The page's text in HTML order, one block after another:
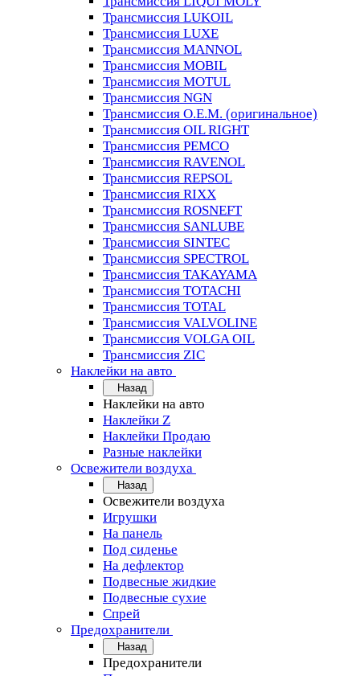
Трансмиссия LUKOIL
Трансмиссия LUXE
Трансмиссия MANNOL
Трансмиссия MOBIL
Трансмиссия MOTUL
Трансмиссия NGN
Трансмиссия O.E.M. (оригинальное)
Трансмиссия OIL RIGHT
Трансмиссия PEMCO
Трансмиссия RAVENOL
Трансмиссия REPSOL
Трансмиссия RIXX
Трансмиссия ROSNEFT
Трансмиссия SANLUBE
Трансмиссия SINTEC
Трансмиссия SPECTROL
Трансмиссия TAKAYAMA
Трансмиссия TOTACHI
Трансмиссия TOTAL
Трансмиссия VALVOLINE
Трансмиссия VOLGA OIL
Трансмиссия ZIC
Наклейки на авто
Назад
Наклейки на авто
Наклейки Z
Наклейки Продаю
Разные наклейки
Освежители воздуха
Назад
Освежители воздуха
Игрушки
На панель
Под сиденье
На дефлектор
Подвесные жидкие
Подвесные сухие
Спрей
Предохранители
Назад
Предохранители